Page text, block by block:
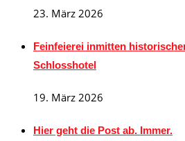
23. März 2026
Feinfeierei inmitten
Schlosshotel
19. März 2026
Hier geht die Post ab. Immer.